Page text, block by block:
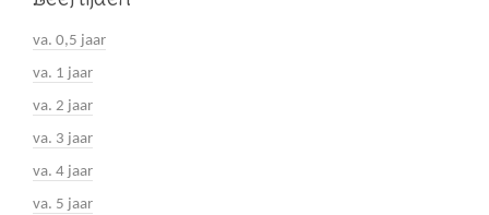
va. 0,5 jaar
va. 1 jaar
va. 2 jaar
va. 3 jaar
va. 4 jaar
va. 5 jaar